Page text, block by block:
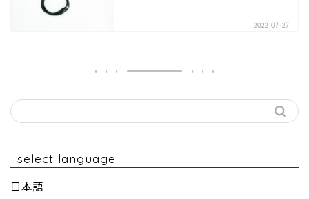
2022-07-27
select language
日本語